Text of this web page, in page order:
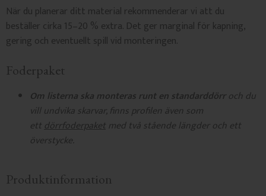
När du planerar ditt material rekommenderar vi att du
beställer cirka 15–20 % extra. Det ger marginal för kapning,
gering och eventuellt spill vid monteringen.
Foderpaket
Om listerna ska monteras runt en standarddörr och du
vill undvika skarvar, finns profilen även som
ettdörrfoderpaket med två stående längder och ett
överstycke.
Produktinformation